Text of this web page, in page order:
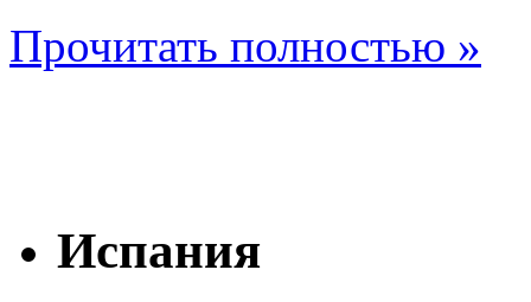
Прочитать полностью »
Испания